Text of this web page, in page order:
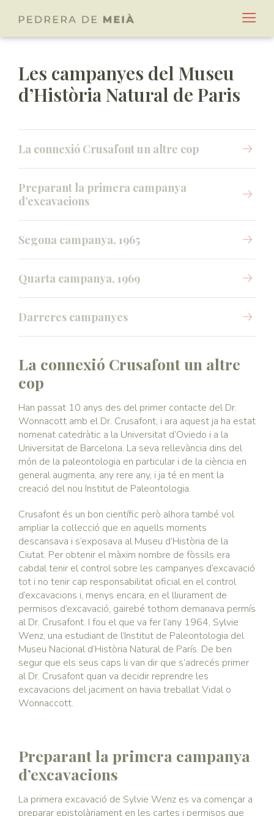
Les campanyes del Museu
d’Història Natural de Paris
La connexió Crusafont un altre cop
Preparant la primera campanya
d’excavacions
Segona campanya, 1965
Quarta campanya, 1969
Darreres campanyes
La connexió Crusafont un altre
cop
Han passat 10 anys des del primer contacte del Dr.
Wonnacott amb el Dr. Crusafont, i ara aquest ja ha estat
nomenat catedràtic a la Universitat d’Oviedo i a la
Universitat de Barcelona. La seva rellevància dins del
món de la paleontologia en particular i de la ciència en
general augmenta, any rere any, i ja té en ment la
creació del nou Institut de Paleontologia.
Crusafont és un bon científic però alhora també vol
ampliar la col·lecció que en aquells moments
descansava i s’exposava al Museu d’Història de la
Ciutat. Per obtenir el màxim nombre de fòssils era
cabdal tenir el control sobre les campanyes d’excavació
tot i no tenir cap responsabilitat oficial en el control
d’excavacions i, menys encara, en el lliurament de
permisos d’excavació, gairebé tothom demanava permís
al Dr. Crusafont. I fou el que va fer l’any 1964, Sylvie
Wenz, una estudiant de l’Institut de Paleontologia del
Museu Nacional d’Història Natural de París. De ben
segur que els seus caps li van dir que s’adrecés primer
al Dr. Crusafont quan va decidir reprendre les
excavacions del jaciment on havia treballat Vidal o
Wonnaccott.
Preparant la primera campanya
d’excavacions
La primera excavació de Sylvie Wenz es va començar a
preparar epistolàriament en les cartes i permisos que